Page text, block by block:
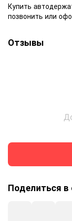
Купить
позвонить или
Отзывы
Поделиться в